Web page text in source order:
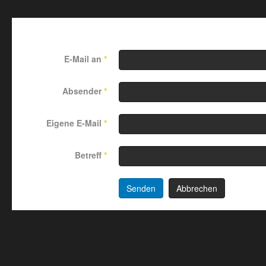
E-Mail an *
Absender *
Eigene E-Mail *
Betreff *
Senden Abbrechen